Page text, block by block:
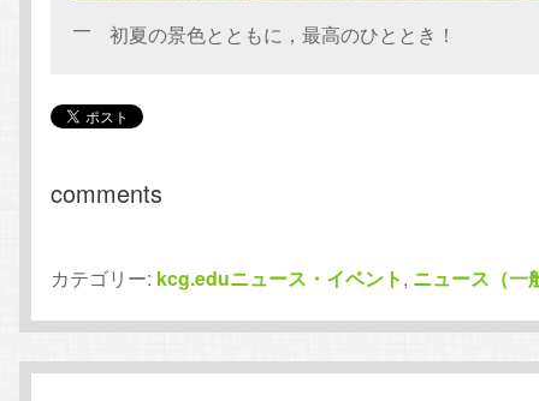
初夏の景色とともに，最高のひととき！
comments
カテゴリー: kcg.eduニュース・イベント, ニュース（一